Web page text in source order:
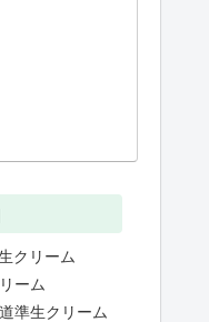
クリーム
ーム
準生クリーム